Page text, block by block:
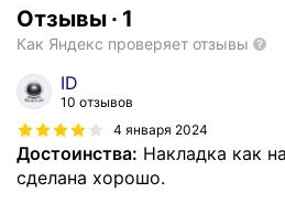
Отзывы · 1
Как Яндекс проверяет отзывы
ID
10 отзывов
4 января 2024
Достоинства: Накладка как
сделана хорошо.